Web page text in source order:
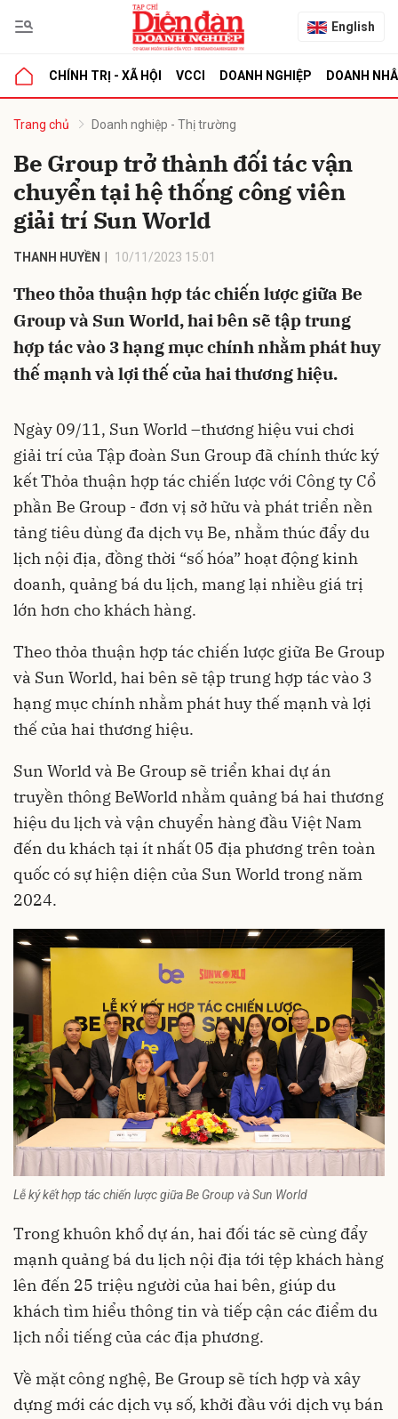
English
CHÍNH TRỊ - XÃ HỘI VCCI DOANH NGHIỆP DOANH
Trang chủ Doanh nghiệp - Thị trường
Be Group trở thành đối tác vận
chuyển tại hệ thống công viên
giải trí Sun World
THANH HUYỀN 10/11/2023 15:01
Theo thỏa thuận hợp tác chiến lược giữa Be
Group và Sun World, hai bên sẽ tập trung
hợp tác vào 3 hạng mục chính nhằm phát huy
thế mạnh và lợi thế của hai thương hiệu.
Ngày 09/11, Sun World –thương hiệu vui chơi
giải trí của Tập đoàn Sun Group đã chính thức ký
kết Thỏa thuận hợp tác chiến lược với Công ty Cổ
phần Be Group - đơn vị sở hữu và phát triển nền
tảng tiêu dùng đa dịch vụ Be, nhằm thúc đẩy du
lịch nội địa, đồng thời “số hóa” hoạt động kinh
doanh, quảng bá du lịch, mang lại nhiều giá trị
lớn hơn cho khách hàng.
Theo thỏa thuận hợp tác chiến lược giữa Be Group
và Sun World, hai bên sẽ tập trung hợp tác vào 3
hạng mục chính nhằm phát huy thế mạnh và lợi
thế của hai thương hiệu.
Sun World và Be Group sẽ triển khai dự án
truyền thông BeWorld nhằm quảng bá hai thương
hiệu du lịch và vận chuyển hàng đầu Việt Nam
đến du khách tại ít nhất 05 địa phương trên toàn
quốc có sự hiện diện của Sun World trong năm
2024.
Lễ ký kết hợp tác chiến lược giữa Be Group và Sun World
Trong khuôn khổ dự án, hai đối tác sẽ cùng đẩy
mạnh quảng bá du lịch nội địa tới tệp khách hàng
lên đến 25 triệu người của hai bên, giúp du
khách tìm hiểu thông tin và tiếp cận các điểm du
lịch nổi tiếng của các địa phương.
Về mặt công nghệ, Be Group sẽ tích hợp và xây
dựng mới các dịch vụ số, khởi đầu với dịch vụ bán
luận
Hủy